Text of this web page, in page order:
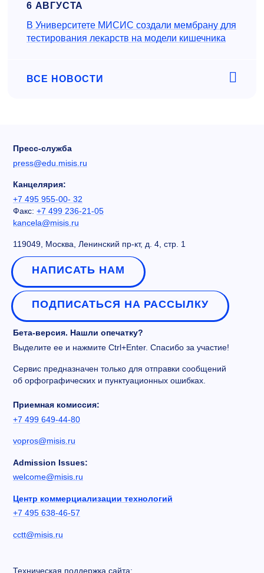
6 АВГУСТА
В Университете МИСИС создали мембрану для
тестирования лекарств на модели кишечника
ВСЕ НОВОСТИ
Пресс-служба
press@edu.misis.ru
Канцелярия:
+7 495 955-00- 32
Факс: +7 499 236-21-05
kancela@misis.ru
119049, Москва, Ленинский пр-кт, д. 4, стр. 1
НАПИСАТЬ НАМ
ПОДПИСАТЬСЯ НА РАССЫЛКУ
Бета-версия. Нашли опечатку?
Выделите ее и нажмите Ctrl+Enter. Спасибо за участие!
Сервис предназначен только для отправки сообщений
об орфографических и пунктуационных ошибках.
Приемная комиссия:
+7 499 649-44-80
vopros@misis.ru
Admission Issues:
welcome@misis.ru
Центр коммерциализации технологий
+7 495 638-46-57
cctt@misis.ru
Техническая поддержка сайта: